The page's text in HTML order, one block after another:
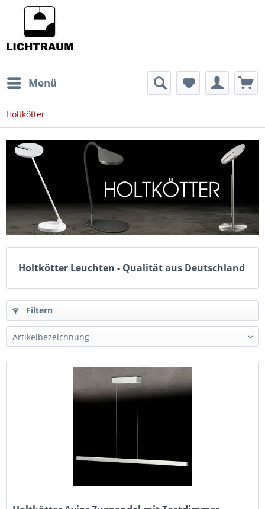
Menü
Holtkötter
Holtkötter Leuchten - Qualität aus Deutschland
Filtern